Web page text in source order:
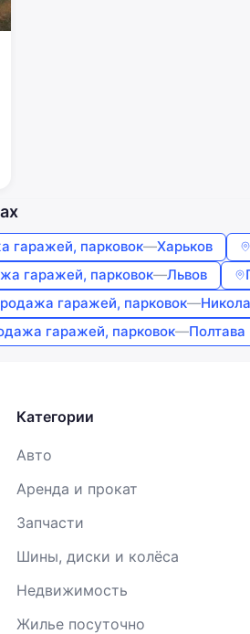
гаражей, парковок—Харьков
гаражей, парковок—Львов
гаражей, парковок—
гаражей, парковок—Полтава
Категории
Авто
Аренда и прокат
Запчасти
Шины, диски и колёса
Недвижимость
Жилье посуточно
Войти
Продолжая, вы соглашаетесь с
Договором публичной